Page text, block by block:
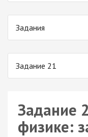
Задания
Задание 21
Задание
физике: